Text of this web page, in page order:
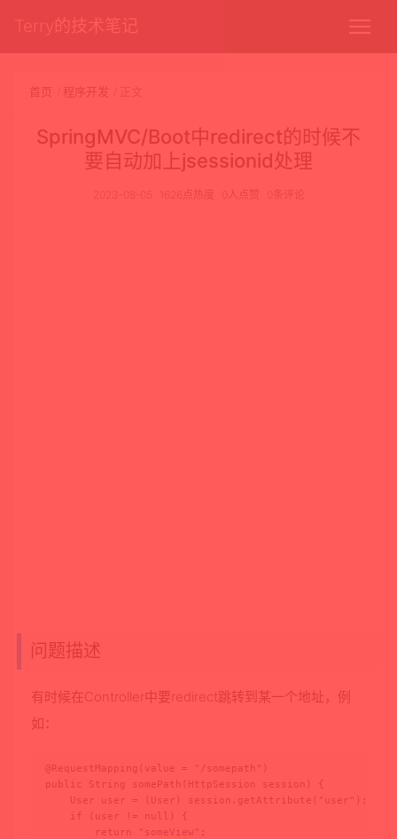
Terry的技术笔记
首页 程序开发
SpringMVC/Boot中redirect的时候不
要自动加上jsessionid处理
问题描述
有时候在Controller中要redirect跳转到某一个地址，例
如：
@RequestMapping(value = "/somepath")
public String somePath(HttpSession session) {
    User user = (User) session.getAttribute("user");
    if (user != null) {
        return "someView";